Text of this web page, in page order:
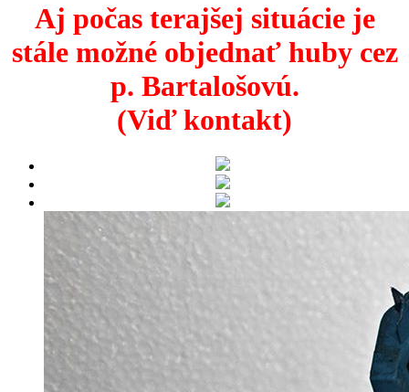
Aj počas terajšej situácie je
stále možné objednať huby cez
p. Bartalošovú.
(Viď kontakt)